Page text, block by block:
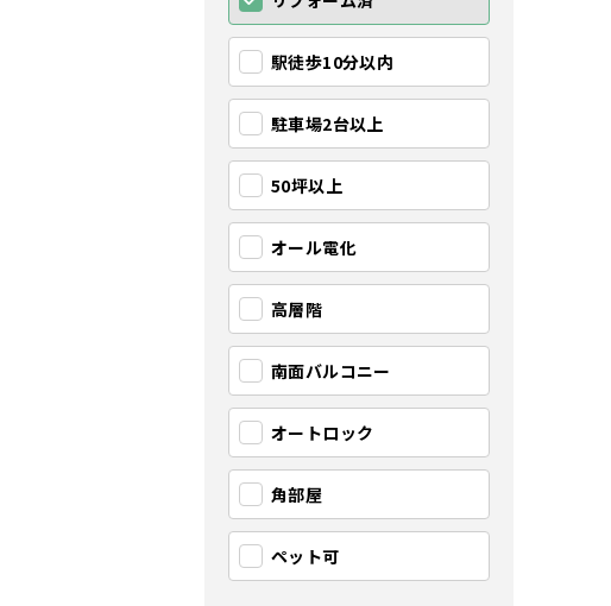
駅徒歩10分以内
駐車場2台以上
50坪以上
オール電化
高層階
南面バルコニー
オートロック
角部屋
ペット可